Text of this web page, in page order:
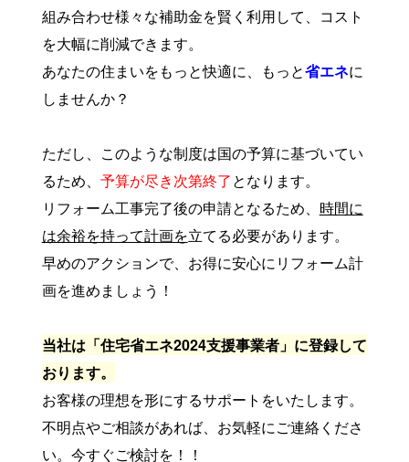
組み合わせ様々な補助金を賢く利用して、コスト
を大幅に削減できます。
あなたの住まいをもっと快適に、もっと省エネに
しませんか？
ただし、このような制度は国の予算に基づいてい
るため、 予算が尽き次第終了となります。
リフォーム工事完了後の申請となるため、 時間に
は余裕を持って計画を立てる必要があります。
早めのアクションで、お得に安心にリフォーム計
画を進めましょう！
当社は「住宅省エネ2024支援事業者」に登録して
おります。
お客様の理想を形にするサポートをいたします。
不明点やご相談があれば、お気軽にご連絡くださ
い。今すぐご検討を！！